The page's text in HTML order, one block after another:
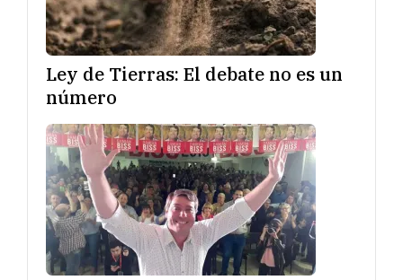
Ley de Tierras: El debate no es un
número